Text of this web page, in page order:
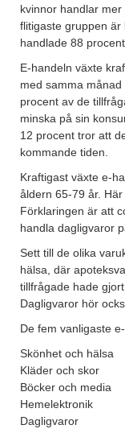
kvinnor handlar
flitigaste gruppen
handlade 88
E-handeln växte
med samma
procent av de
minska på sin
12 procent tror att
kommande tiden.
Kraftigast växte e-
åldern 65-79 år.
Förklaringen är att
handla dagligvaror
Sett till de olika
hälsa, där
tillfrågade hade
Dagligvaror hör
De fem vanligaste
Skönhet och
Kläder och
Böcker och
Dagligvaror